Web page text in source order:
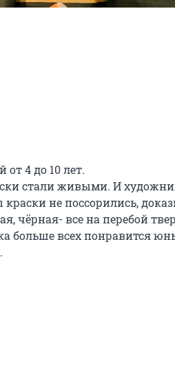
4 до 10 лет.
стали живыми. И
не поссорились,
чёрная- все на перебой
больше всех понравится